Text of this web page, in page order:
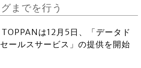
までを行う
は12月5日、「データド
ールスサービス」の提供を開始